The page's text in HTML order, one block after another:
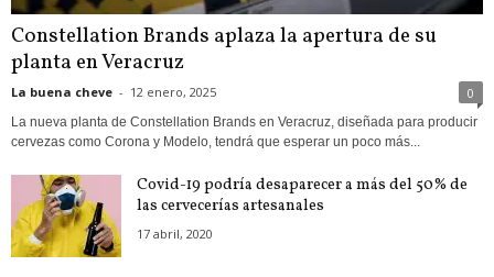
Constellation Brands aplaza la apertura de su
planta en Veracruz
La buena cheve - 12 enero, 2025 0
La nueva planta de Constellation Brands en Veracruz, diseñada para producir
cervezas como Corona y Modelo, tendrá que esperar un poco más...
Covid-19 podría desaparecer a más del 50% de
las cervecerías artesanales
17 abril, 2020